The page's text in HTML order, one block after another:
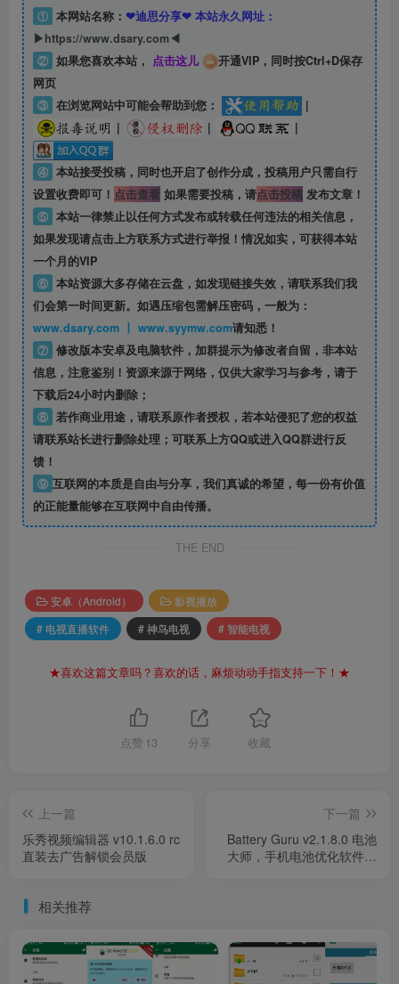
① 本网站名称： ❤迪思分享❤ 本站永久网址：
▶https://www.dsary.com◀
② 如果您喜欢本站， 点击这儿
开通VIP，同时按Ctrl+D保存
网页
③ 在浏览网站中可能会帮助到您：
|
|
| |
④ 本站接受投稿，同时也开启了创作分成，投稿用户只需自行
设置收费即可！ 点击查看如果需要投稿，请点击投稿发布文章！
⑤ 本站一律禁止以任何方式发布或转载任何违法的相关信息，
如果发现请点击上方联系方式进行举报！情况如实，可获得本站
一个月的VIP
⑥ 本站资源大多存储在云盘，如发现链接失效，请联系我们我
们会第一时间更新。如遇压缩包需解压密码，一般为：
www.dsary.com 丨 www.syymw.com请知悉！
⑦ 修改版本安卓及电脑软件，加群提示为修改者自留， 非本站
信息，注意鉴别！资源来源于网络，仅供大家学习与参考，请于
下载后24小时内删除；
⑧ 若作商业用途，请联系原作者授权，若本站侵犯了您的权益
请联系站长进行删除处理；可联系上方QQ或进入QQ群进行反
馈！
⑨ 互联网的本质是自由与分享，我们真诚的希望，每一份有价值
的正能量能够在互联网中自由传播。
THE END
安卓（Android）
影视播放
# 电视直播软件
# 神鸟电视 # 智能电视
★喜欢这篇文章吗？喜欢的话，麻烦动动手指支持一下！★
点赞 13 分享 收藏
上一篇
乐秀视频编辑器 v10.1.6.0 rc
直装去广告解锁会员版
下一篇
Battery Guru v2.1.8.0 电池
大师，手机电池优化软件，
相关推荐